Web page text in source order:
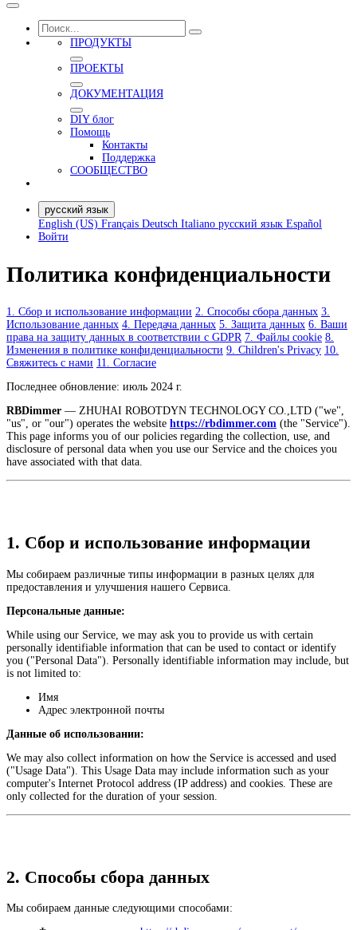
ПРОДУКТЫ
ПРОЕКТЫ
ДОКУМЕНТАЦИЯ
DIY блог
Помощь
Контакты
Поддержка
СООБЩЕСТВО
русский язык
English (US) Français Deutsch Italiano русский язык Español
Войти
Политика конфиденциальности
1. Сбор и использование информации 2. Способы сбора данных 3.
Использование данных 4. Передача данных 5. Защита данных 6. Ваши
права на защиту данных в соответствии с GDPR 7. Файлы cookie 8.
Изменения в политике конфиденциальности 9. Children's Privacy 10.
Свяжитесь с нами 11. Согласие
Последнее обновление: июль 2024 г.
RBDimmer — ZHUHAI ROBOTDYN TECHNOLOGY CO.,LTD ("we",
"us", or "our") operates the website https://rbdimmer.com (the "Service").
This page informs you of our policies regarding the collection, use, and
disclosure of personal data when you use our Service and the choices you
have associated with that data.
1. Сбор и использование информации
Мы собираем различные типы информации в разных целях для
предоставления и улучшения нашего Сервиса.
Персональные данные:
While using our Service, we may ask you to provide us with certain
personally identifiable information that can be used to contact or identify
you ("Personal Data"). Personally identifiable information may include, but
is not limited to:
Имя
Адрес электронной почты
Данные об использовании:
We may also collect information on how the Service is accessed and used
("Usage Data"). This Usage Data may include information such as your
computer's Internet Protocol address (IP address) and cookies. These are
only collected for the duration of your session.
2. Способы сбора данных
Мы собираем данные следующими способами: